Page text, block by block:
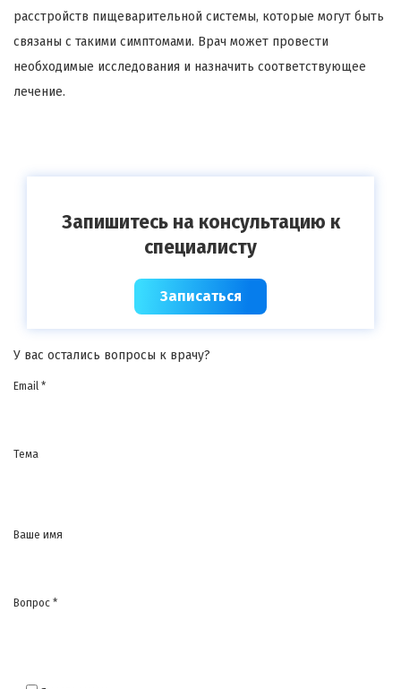
расстройств пищеварительной системы, которые могут быть
связаны с такими симптомами. Врач может провести
необходимые исследования и назначить соответствующее
лечение.
Запишитесь на консультацию к
специалисту
Записаться
У вас остались вопросы к врачу?
Email *
Тема
Ваше имя
Вопрос *